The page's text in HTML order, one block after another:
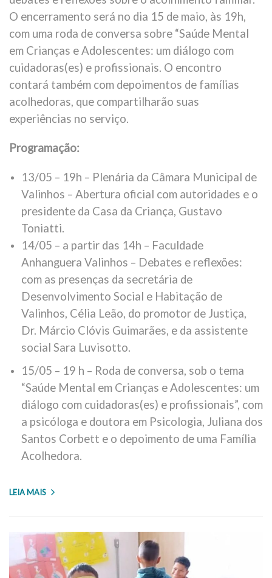
O encerramento será no dia 15 de maio, às 19h,
com uma roda de conversa sobre “Saúde Mental
em Crianças e Adolescentes: um diálogo com
cuidadoras(es) e profissionais. O encontro
contará também com depoimentos de famílias
acolhedoras, que compartilharão suas
experiências no serviço.
Programação:
13/05 – 19h – Plenária da Câmara Municipal de
Valinhos – Abertura oficial com autoridades e o
presidente da Casa da Criança, Gustavo
Toniatti.
14/05 – a partir das 14h – Faculdade
Anhanguera Valinhos – Debates e reflexões:
com as presenças da secretária de
Desenvolvimento Social e Habitação de
Valinhos, Célia Leão, do promotor de Justiça,
Dr. Márcio Clóvis Guimarães, e da assistente
social Sara Luvisotto.
15/05 – 19 h – Roda de conversa, sob o tema
“Saúde Mental em Crianças e Adolescentes: um
diálogo com cuidadoras(es) e profissionais”, com
a psicóloga e doutora em Psicologia, Juliana dos
Santos Corbett e o depoimento de uma Família
Acolhedora.
LEIA MAIS